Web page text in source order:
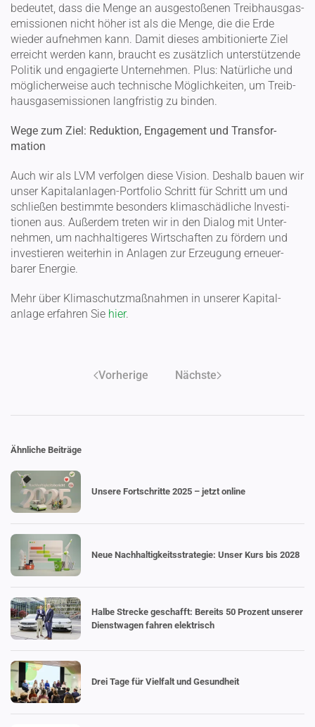
bedeutet, dass die Menge an ausge­sto­ßenen Treib­haus­gas­
emis­sionen nicht höher ist als die Menge, die die Erde
wieder aufnehmen kann. Damit dieses ambitio­nierte Ziel
erreicht werden kann, braucht es zusätzlich unter­stüt­zende
Politik und engagierte Unter­nehmen. Plus: Natür­liche und
mögli­cher­weise auch technische Möglich­keiten, um Treib­
haus­gas­emis­sionen langfristig zu binden.
Wege zum Ziel: Reduktion, Engagement und Trans­for­
mation
Auch wir als LVM verfolgen diese Vision. Deshalb bauen wir
unser Kapital­an­lagen-Portfolio Schritt für Schritt um und
schließen bestimmte besonders klima­schäd­liche Inves­ti­
tionen aus. Außerdem treten wir in den Dialog mit Unter­
nehmen, um nachhal­ti­geres Wirtschaften zu fördern und
inves­tieren weiterhin in Anlagen zur Erzeugung erneu­er­
barer Energie.
Mehr über Klima­schutz­maß­nahmen in unserer Kapital­
anlage erfahren Sie hier.
Vorherige Nächste
Ähnliche Beiträge
Unsere Fortschritte 2025 – jetzt online
Neue Nachhal­tig­keits­stra­tegie: Unser Kurs bis 2028
Halbe Strecke geschafft: Bereits 50 Prozent unserer
Dienst­wagen fahren elektrisch
Drei Tage für Vielfalt und Gesundheit